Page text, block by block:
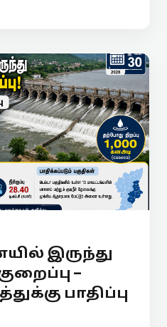
இருந்து
–
பாதிப்பு